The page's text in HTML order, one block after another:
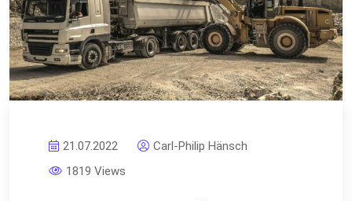
21.07.2022
Carl-Philip Hänsch
1819 Views